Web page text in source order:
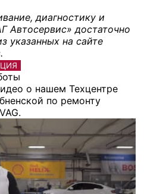
диагностику и
Автосервис» достаточно
указанных на сайте
о нашем Техцентре
по ремонту